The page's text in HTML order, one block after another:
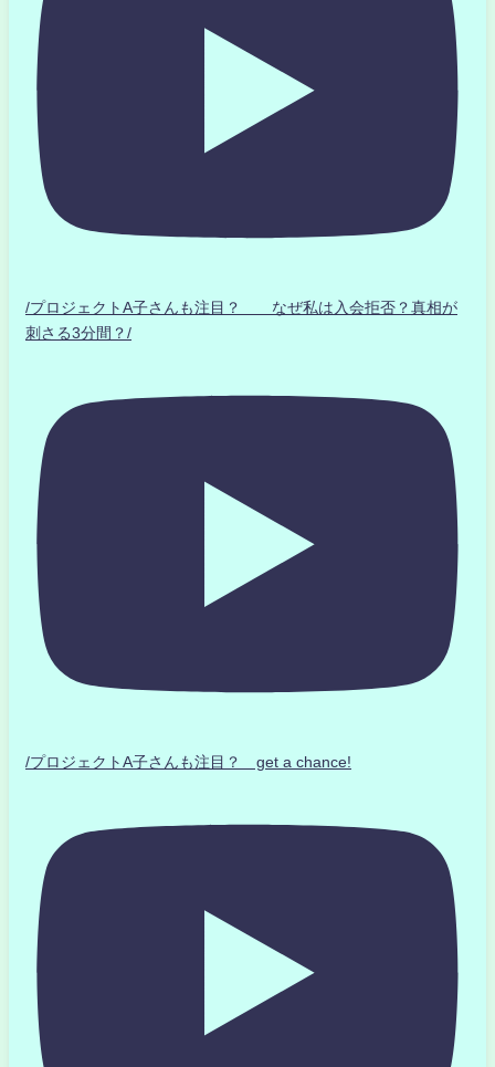
/プロジェクトA子さんも注目？ なぜ私は入会拒否？真相が
刺さる3分間？/
/プロジェクトA子さんも注目？ get a chance!